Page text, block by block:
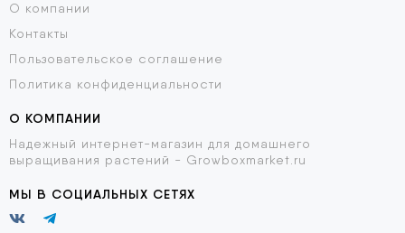
О компании
Контакты
Пользовательское соглашение
Политика конфиденциальности
О КОМПАНИИ
Надежный интернет-магазин для домашнего
выращивания растений - Growboxmarket.ru
МЫ В СОЦИАЛЬНЫХ СЕТЯХ